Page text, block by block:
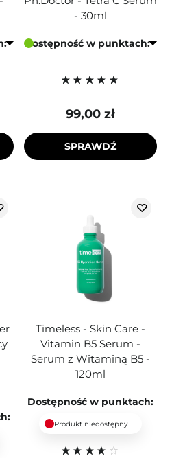
- 30ml
Dostępność w punktach:
99,00 zł
SPRAWDŹ
Timeless - Skin Care -
Vitamin B5 Serum -
Serum z Witaminą B5 -
120ml
Dostępność w punktach:
Produkt niedostępny